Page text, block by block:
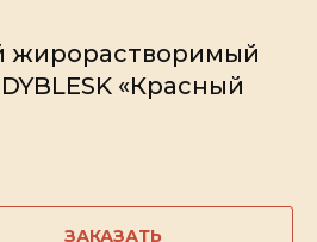
жирорастворимый
«Красный
ЗАКАЗАТЬ